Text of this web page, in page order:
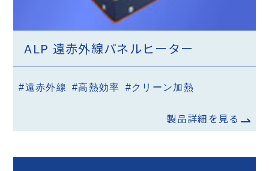
ALP 遠赤外線パネルヒーター
#遠赤外線 #高熱効率 #クリーン加熱
製品詳細を見る